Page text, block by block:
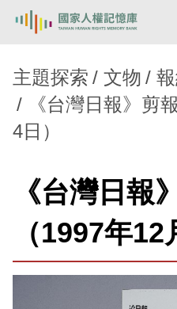
熱門關鍵字：陳孟和 李舜
新生訓導處
背景知識
關於我們
主題探索 文物
《台灣日報》剪
4日）
《台灣日報
（1997年12